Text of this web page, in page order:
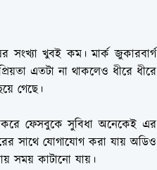
খুবই কম। মার্ক জুকারবার্গ
এতটা না থাকলেও ধীরে ধীরে
গেছে।
ফেসবুকে সুবিধা অনেকেই এর
সাথে যোগাযোগ করা যায় অডিও
সময় কাটানো যায়।